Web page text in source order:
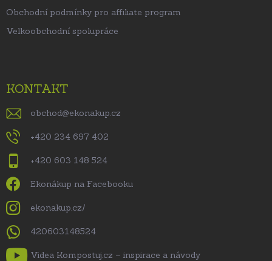
Obchodní podmínky pro affiliate program
Velkoobchodní spolupráce
KONTAKT
obchod@ekonakup.cz
+420 234 697 402
+420 603 148 524
Ekonákup na Facebooku
ekonakup.cz/
420603148524
Videa Kompostuj.cz – inspirace a návody